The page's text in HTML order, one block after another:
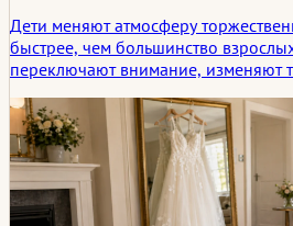
Дети меняют атмосферу
быстрее, чем большинство
переключают внимание, изменяют
гостей, чтобы вместить реальную
рассматривается, как дети влияют
свадебные ситуации, и как пары
изменения, не нарушая при этом